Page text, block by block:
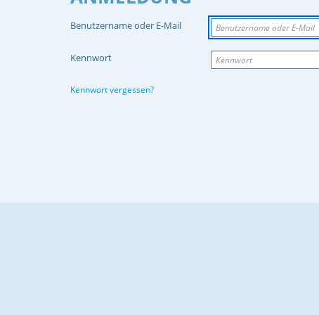
Benutzername oder E-Mail
Kennwort
Kennwort vergessen?